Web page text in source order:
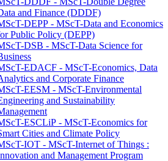
and Finance (DDDF)
DEPP - MScT-Data and Economics
Public Policy (DEPP)
DSB - MScT-Data Science for
EDACF - MScT-Economics, Data
and Corporate Finance
EESM - MScT-Environmental
and Sustainability
ESCLiP - MScT-Economics for
Cities and Climate Policy
IOT - MScT-Internet of Things :
and Management Program